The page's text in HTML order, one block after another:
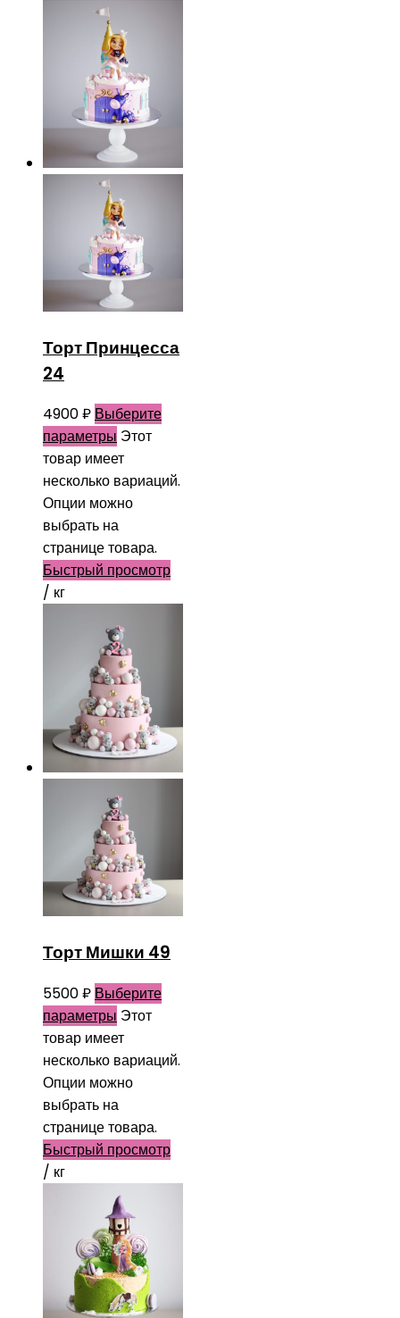
Торт Принцесса
24
4900₽ Выберите
параметры Этот
товар имеет
несколько вариаций.
Опции можно
выбрать на
странице товара.
Быстрый просмотр
/ кг
Торт Мишки 49
5500₽ Выберите
параметры Этот
товар имеет
несколько вариаций.
Опции можно
выбрать на
странице товара.
Быстрый просмотр
/ кг